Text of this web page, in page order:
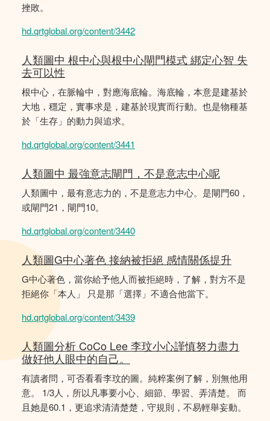
挫敗。
hd.qrtglobal.org/content/3442
人類圖中 根中心與根中心閘門模式 綁定心智 失
去可以性
根中心，在脈輪中，對應海底輪。海底輪，本意是建基於
大地，穩定，實事求是，建基於現實而行動。也是物種基
於「生存」的動力與追求。
hd.qrtglobal.org/content/3441
人類圖中 最強意志閘門，不是意志中心呢
人類圖中，最有意志力的，不是意志力中心。是閘門60，
或閘門21，閘門10。
hd.qrtglobal.org/content/3440
人類圖G中心著色 接納被拒絕 感情關係提升
G中心著色，當你給予他人而被拒絕時，了解，對方不是
拒絕你「本人」 只是那「選擇」不適合他當下。
hd.qrtglobal.org/content/3439
人類圖分析 CoCo Lee 李玟小心謹慎努力盡力
做好他人眼中的自己。
有讀者問，可否看看李玟的圖。純粹案例了解，別無他用
意。 1/3人，所以凡事要小心、細節、學習、弄清楚。 而
且她是60.1，更追求清清楚楚，守規則，不易輕舉妄動。